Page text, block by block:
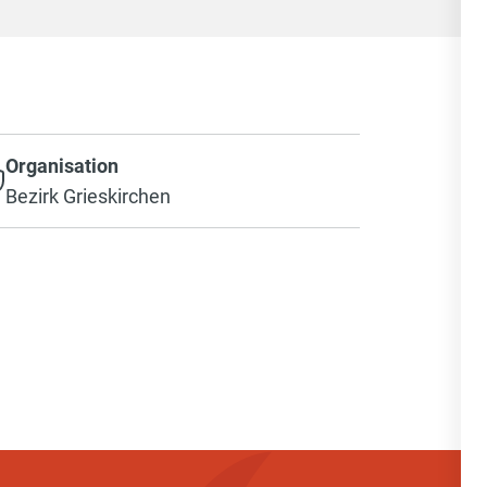
Organisation
Bezirk Grieskirchen